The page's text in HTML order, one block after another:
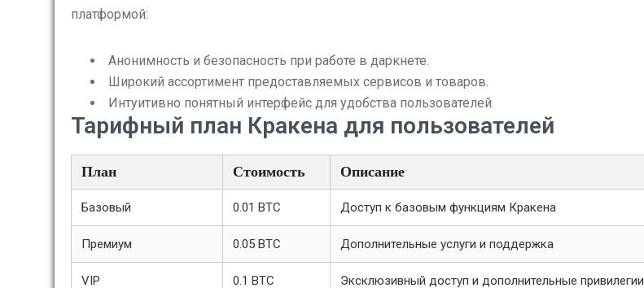
платформой:
Анонимность и безопасность при работе в даркнете.
Широкий ассортимент предоставляемых сервисов и товаров.
Интуитивно понятный интерфейс для удобства пользователей.
Тарифный план Кракена для пользователей
План Стоимость Описание
Базовый 0.01 BTC Доступ к базовым функциям Кракена
Премиум 0.05 BTC Дополнительные услуги и поддержка
VIP 0.1 BTC Эксклюзивный доступ и дополнительные привилегии